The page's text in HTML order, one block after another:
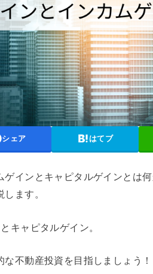
シェア はてブ
ゲインとキャピタルゲインとは
ます。
キャピタルゲイン。
不動産投資を目指しましょう！